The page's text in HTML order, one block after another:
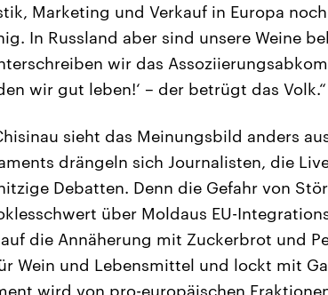
Marketing und Verkauf in Europa
In Russland aber sind unsere Weine
wir das
wir gut leben!‘ – der betrügt das Volk.“
sieht das Meinungsbild anders
drängeln sich Journalisten, die
Debatten. Denn die Gefahr von
über Moldaus EU-
die Annäherung mit Zuckerbrot und
Wein und Lebensmittel und lockt mit
wird von pro-europäischen